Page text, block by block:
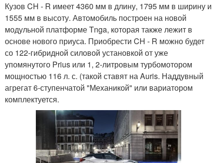
Кузов CH - R имеет 4360 мм в длину, 1795 мм в ширину и
1555 мм в высоту. Автомобиль построен на новой
модульной платформе Tnga, которая также лежит в
основе нового приуса. Приобрести CH - R можно будет
со 122-гибридной силовой установкой от уже
упомянутого Prius или 1, 2-литровым турбомотором
мощностью 116 л. с. (такой ставят на Auris. Наддувный
агрегат 6-ступенчатой "Механикой" или вариатором
комплектуется.